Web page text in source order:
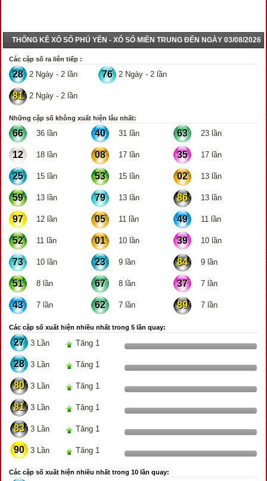
THỐNG KÊ XỔ SỐ PHÚ YÊN - XỔ SỐ MIỀN TRUNG ĐẾN NGÀY 03/08/2026
Các cặp số ra liên tiếp :
28 2 Ngày - 2 lần 76 2 Ngày - 2 lần
81 2 Ngày - 2 lần
Những cặp số không xuất hiện lâu nhất:
66 36 lần 40 31 lần 63 23 lần
12 18 lần 08 17 lần 35 17 lần
25 15 lần 53 15 lần 02 13 lần
59 13 lần 79 13 lần 86 13 lần
97 12 lần 05 11 lần 49 11 lần
52 11 lần 01 10 lần 39 10 lần
73 10 lần 23 9 lần 84 9 lần
51 8 lần 67 8 lần 37 7 lần
43 7 lần 62 7 lần 89 7 lần
Các cặp số xuất hiện nhiều nhất trong 5 lần quay:
27 3 Lần Tăng 1
28 3 Lần Tăng 1
80 3 Lần Tăng 1
81 3 Lần Tăng 1
83 3 Lần Tăng 1
90 3 Lần Tăng 1
Các cặp số xuất hiện nhiều nhất trong 10 lần quay: